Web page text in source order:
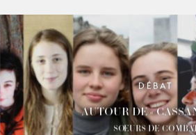
DÉBAT
AUTOUR DE «
SŒURS DE